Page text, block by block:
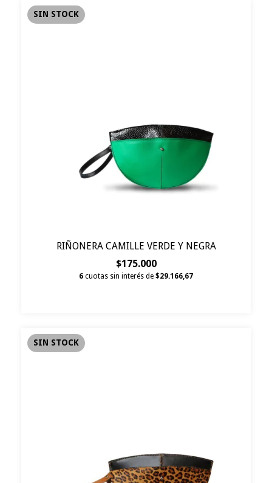
SIN STOCK
RIÑONERA CAMILLE VERDE Y NEGRA
$175.000
6 cuotas sin interés de $29.166,67
SIN STOCK